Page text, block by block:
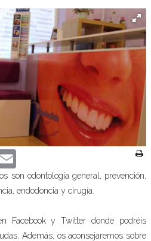
son odontología general, prevención,
endodoncia y cirugía.
Facebook y Twitter donde podréis
Además, os aconsejaremos sobre